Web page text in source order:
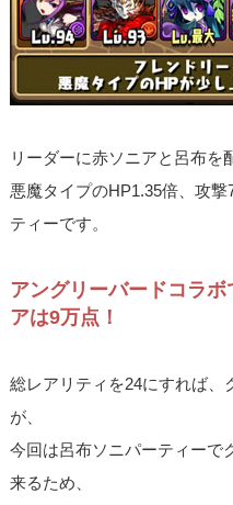
リーダーに赤ソニアと呂布を
悪魔タイプのHP1.35倍、攻
ティーです。
アングリーバードコラ
アは9万点！
総レアリティを24にすれば、
が、
今回は呂布ソニパーティーで
来るため、